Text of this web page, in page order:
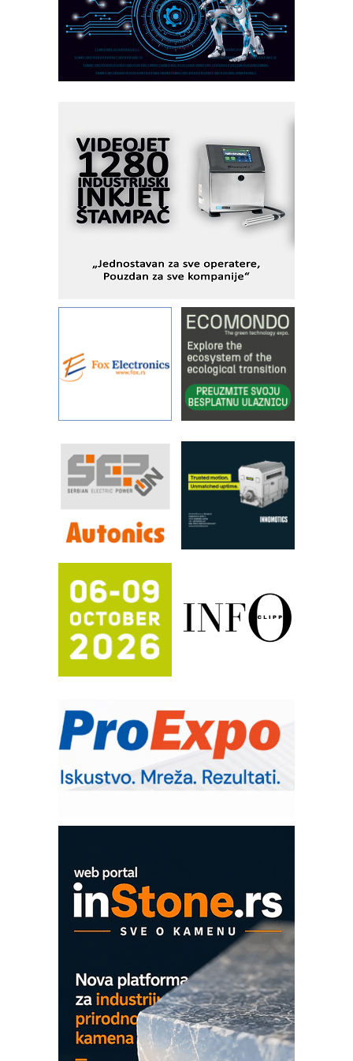
AUKOM: Svetski standard metrologije
dostupan u Srbiji
MOTOMAN – NEXT-Robotika vođena
veštačkom inteligencijom
I.SAFE MOBILE revolucioniše
Fleksibilno stezanje i brzo
podešavanje u proizvodnji prototipova
KIP KOP – napredna rešenja za
savremene industrijske i logističke
objekte
Alba d.o.o. – 35 godina preciznosti u
IBeRTIM - oprema za ispitivanje
STAUFF – Komponente koje
povećavaju pouzdanost hidrauličkih
YAMADA pumpe – japanska
pouzdanost u transferu fluida
Filtration Group Industrial – Napredna
rešenja za filtraciju u hidrauličkim i
RILINEX kompanije Rittal
FANUC: Najbolje za vašu pametnu
automatizaciju
Efikasno upravljanje energijom
Automatizacija pakovanja · Display
Potpuna efikasnost bez složenih
sistema
Trajna oznaka kao dugoročna korist
Bezbednost na prvom mestu!
IB BLUMENAUER - više od 40 godina
poverenja u industriji
– Pametna signalizacija za efikasnije
upravljanje mašinama
Sigurnije ispitivanje transformatora u
solarnim elektranama i vetroparkovima
Pranje točkova na gradilištu- standard
Proizvodnja iC7 Hybrid 1500 VDC
COMBYPACK
EVOKS Maintenance Management
ROSA i SCHUNK podižu proizvodnju
Detekcija različitih oblika